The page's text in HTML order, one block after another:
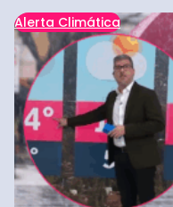
Alerta Climática